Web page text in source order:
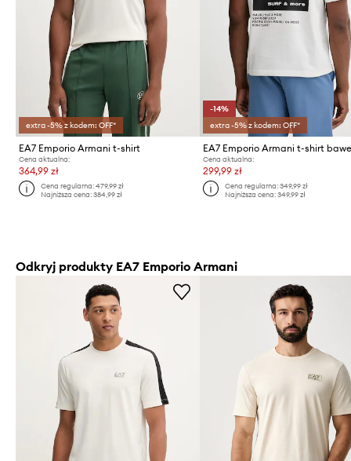
extra -5% z kodem: OFF*
EA7 Emporio Armani t-shirt
Cena aktualna:
364,99 zł
Cena regularna:479,99 zł
Najniższa cena:384,99 zł
-14%
extra -5% z kodem: OFF*
Cena aktualna:
299,99 zł
Cena regularna: 349,99 zł
Najniższa cena: 349,99 zł
Odkryj produkty EA7 Emporio Armani